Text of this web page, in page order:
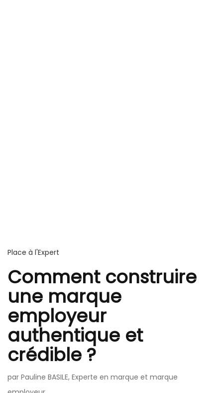
Place à l'Expert
Comment construire
une marque
employeur
authentique et
crédible ?
par Pauline BASILE, Experte en marque et marque